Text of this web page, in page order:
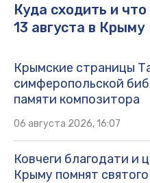
Куда сходить и
13 августа в Крыму
Крымские страницы
симферопольской
памяти композитора
06 августа 2026, 16:07
Ковчеги благодати и
Крыму помнят